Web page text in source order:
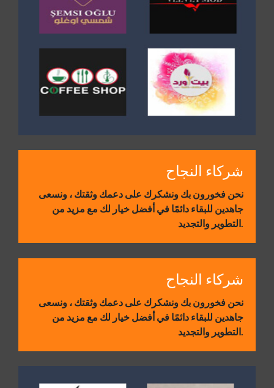
شركاء النجاح
نحن فخورون بك ونشكرك على دعمك وثقتك ، ونسعى
جاهدين للبقاء دائمًا في أفضل خيار لك مع مزيد من
التطوير والتجديد.
شركاء النجاح
نحن فخورون بك ونشكرك على دعمك وثقتك ، ونسعى
جاهدين للبقاء دائمًا في أفضل خيار لك مع مزيد من
التطوير والتجديد.